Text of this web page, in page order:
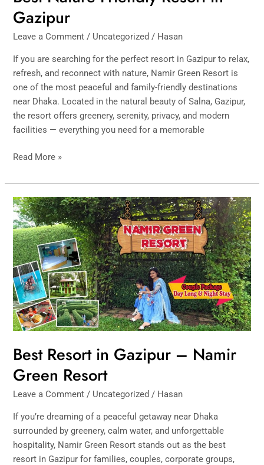
Gazipur
Leave a Comment / Uncategorized / Hasan
If you are searching for the perfect resort in Gazipur to relax,
refresh, and reconnect with nature, Namir Green Resort is
one of the most peaceful and family-friendly destinations
near Dhaka. Located in the natural beauty of Salna, Gazipur,
the resort offers greenery, serenity, privacy, and modern
facilities — everything you need for a memorable
Read More »
Best Resort in Gazipur – Namir
Green Resort
Leave a Comment / Uncategorized / Hasan
If you’re dreaming of a peaceful getaway near Dhaka
surrounded by greenery, calm water, and unforgettable
hospitality, Namir Green Resort stands out as the best
resort in Gazipur for families, couples, corporate groups,
Best
Resort
in
Gazipur
–
Namir
Green
Resort